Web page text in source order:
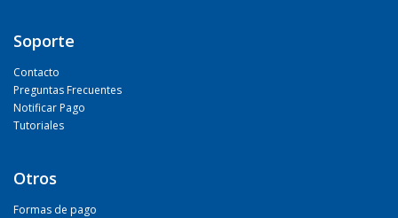
Soporte
Contacto
Preguntas Frecuentes
Notificar Pago
Tutoriales
Otros
Formas de pago